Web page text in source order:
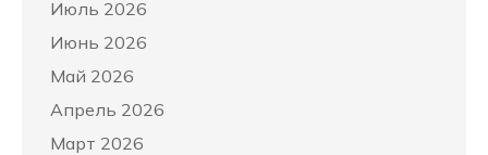
Июль 2026
Июнь 2026
Май 2026
Апрель 2026
Март 2026